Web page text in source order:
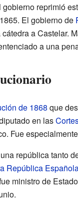
reprimió
El gobierno de
a Castelar.
a una
de 1868 que
en las
Fue
república tanto
República
ministro de